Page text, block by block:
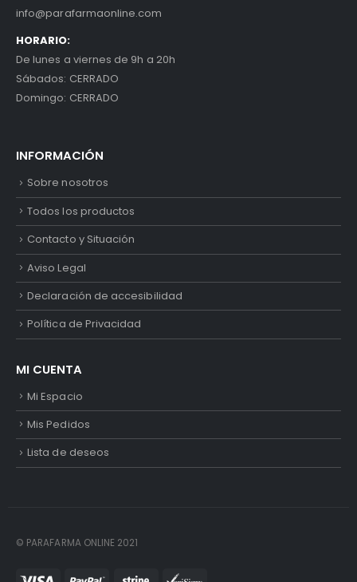
info@parafarmaonline.com
HORARIO:
De lunes a viernes de 9h a 20h
Sábados: CERRADO
Domingo: CERRADO
INFORMACIÓN
Sobre nosotros
Todos los productos
Contacto y Situación
Aviso Legal
Declaración de accesibilidad
Política de Privacidad
MI CUENTA
Mi Espacio
Mis Pedidos
Lista de deseos
© PARAFARMA ONLINE 2021